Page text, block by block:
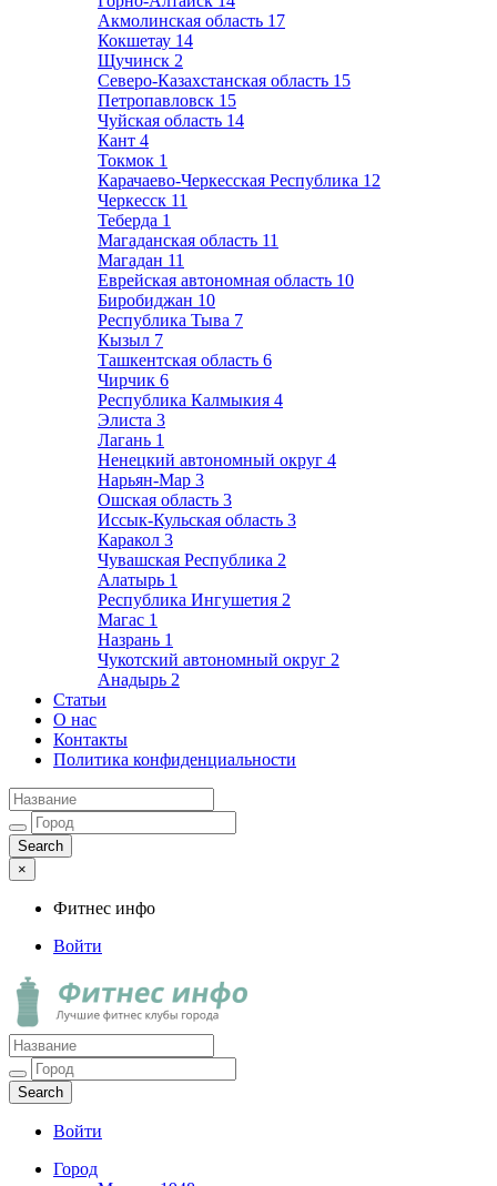
Акмолинская область 17
Кокшетау 14
Щучинск 2
Северо-Казахстанская область 15
Петропавловск 15
Чуйская область 14
Кант 4
Токмок 1
Карачаево-Черкесская Республика 12
Черкесск 11
Теберда 1
Магаданская область 11
Магадан 11
Еврейская автономная область 10
Биробиджан 10
Республика Тыва 7
Кызыл 7
Ташкентская область 6
Чирчик 6
Республика Калмыкия 4
Элиста 3
Лагань 1
Ненецкий автономный округ 4
Нарьян-Мар 3
Ошская область 3
Иссык-Кульская область 3
Каракол 3
Чувашская Республика 2
Алатырь 1
Республика Ингушетия 2
Магас 1
Назрань 1
Чукотский автономный округ 2
Анадырь 2
Статьи
О нас
Контакты
Политика конфиденциальности
×
Фитнес инфо
Войти
Фитнес инфо
Лучшие фитнес клубы города
Войти
Город